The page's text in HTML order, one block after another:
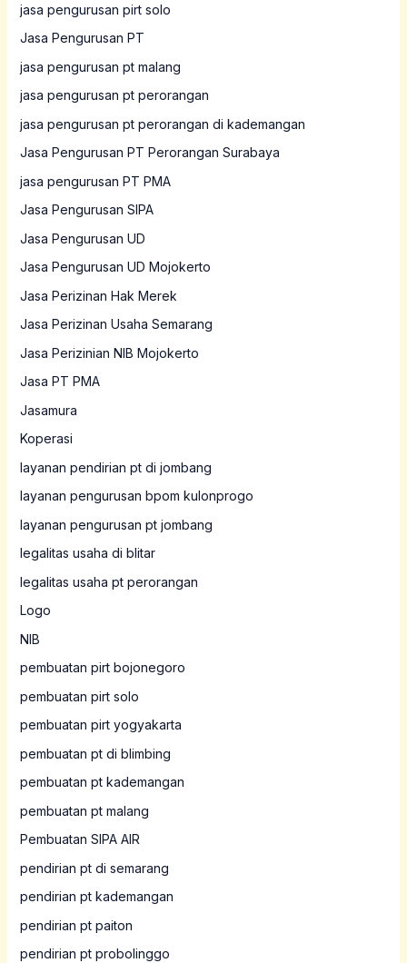
jasa pengurusan pirt solo
Jasa Pengurusan PT
jasa pengurusan pt malang
jasa pengurusan pt perorangan
jasa pengurusan pt perorangan di kademangan
Jasa Pengurusan PT Perorangan Surabaya
jasa pengurusan PT PMA
Jasa Pengurusan SIPA
Jasa Pengurusan UD
Jasa Pengurusan UD Mojokerto
Jasa Perizinan Hak Merek
Jasa Perizinan Usaha Semarang
Jasa Perizinian NIB Mojokerto
Jasa PT PMA
Jasamura
Koperasi
layanan pendirian pt di jombang
layanan pengurusan bpom kulonprogo
layanan pengurusan pt jombang
legalitas usaha di blitar
legalitas usaha pt perorangan
Logo
NIB
pembuatan pirt bojonegoro
pembuatan pirt solo
pembuatan pirt yogyakarta
pembuatan pt di blimbing
pembuatan pt kademangan
pembuatan pt malang
Pembuatan SIPA AIR
pendirian pt di semarang
pendirian pt kademangan
pendirian pt paiton
pendirian pt probolinggo